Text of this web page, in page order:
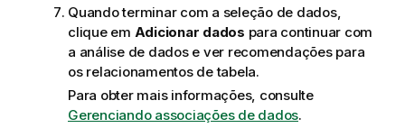
a
Quando terminar com a seleção de dados,
clique em Adicionar dados para continuar com
a análise de dados e ver recomendações para
os relacionamentos de tabela.
Para obter mais informações, consulte
Gerenciando associações de dados.